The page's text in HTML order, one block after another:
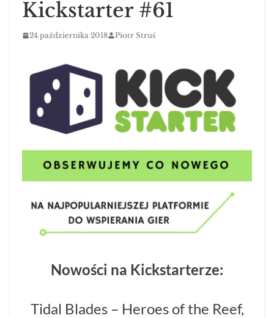
Kickstarter #61
24 października 2018 Piotr Struś
Nowości na Kickstarterze:
Tidal Blades – Heroes of the Reef,